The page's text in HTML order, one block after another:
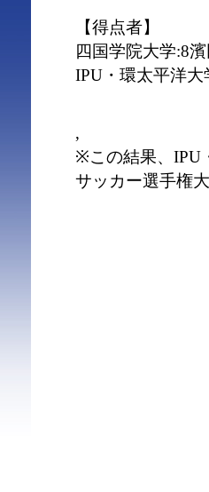
【得点者】
四国学院大学:8
IPU・環太平洋大
,
※この結果、IPU
サッカー選手権